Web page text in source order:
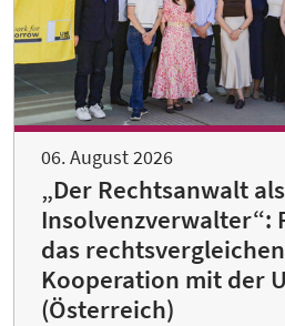
06. August 2026
„Der Rechtsanwalt als
Insolvenzverwalter“:
das
Kooperation mit der
(Österreich)